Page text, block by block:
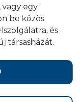
vagy egy
be közös
és
társasházát.